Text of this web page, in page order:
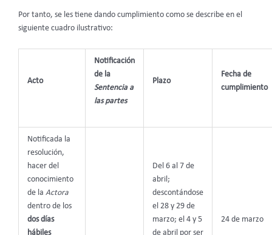
Por tanto, se les tiene dando cumplimiento como se describe en el
siguiente cuadro ilustrativo:
Acto
Notificación
de la
Sentencia a
las partes
Plazo
Fecha de
cumplimiento
Notificada la
resolución,
hacer del
conocimiento
de la Actora
dentro de los
dos días
hábiles
Del 6 al 7 de
abril;
descontándose
el 28 y 29 de
marzo; el 4 y 5
de abril por ser
24 de marzo